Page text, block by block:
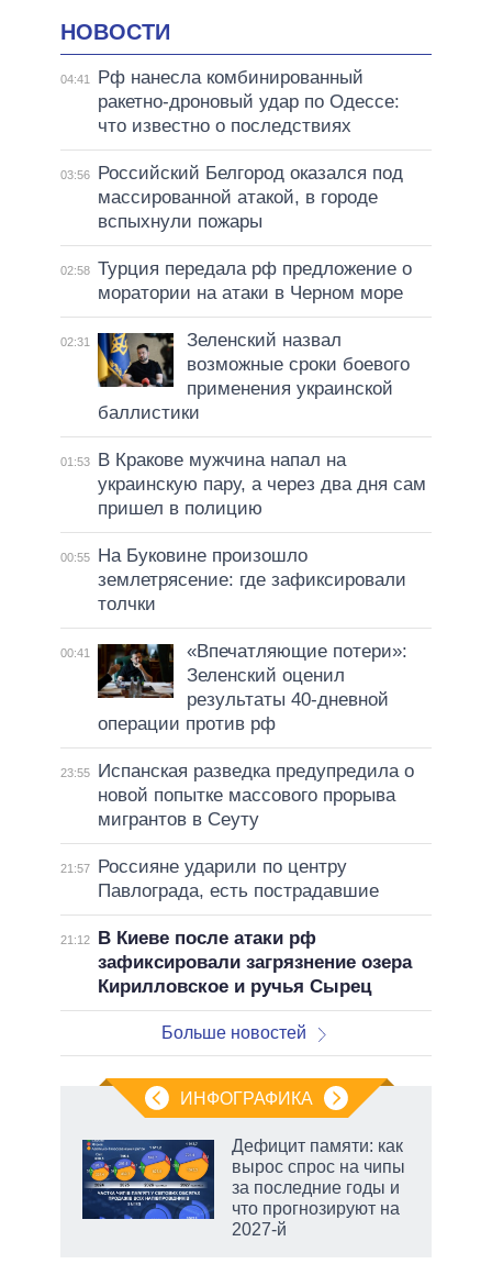
НОВОСТИ
04:41
Рф нанесла комбинированный
ракетно-дроновый удар по Одессе:
что известно о последствиях
03:56
Российский Белгород оказался под
массированной атакой, в городе
вспыхнули пожары
02:58 Турция передала рф предложение о
моратории на атаки в Черном море
02:31
Зеленский назвал
возможные сроки боевого
применения украинской
баллистики
01:53
В Кракове мужчина напал на
украинскую пару, а через два дня сам
пришел в полицию
00:55
На Буковине произошло
землетрясение: где зафиксировали
толчки
00:41
«Впечатляющие потери»:
Зеленский оценил
результаты 40-дневной
операции против рф
23:55
Испанская разведка предупредила о
новой попытке массового прорыва
мигрантов в Сеуту
21:57
Россияне ударили по центру
Павлограда, есть пострадавшие
21:12
В Киеве после атаки рф
зафиксировали загрязнение озера
Кирилловское и ручья Сырец
Больше новостей
ИНФОГРАФИКА
Дефицит памяти: как
вырос спрос на чипы
за последние годы и
что прогнозируют на
2027-й